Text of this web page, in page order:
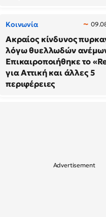
Κοινωνία
Ακραίος κίνδυνος
λόγω θυελλωδών
Επικαιροποιήθηκε το
για Αττική και άλλες 5
περιφέρειες